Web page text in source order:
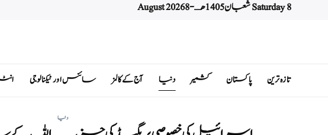
Saturday 8 شعبان 1405 هـ - 8 August 2026
تازہ ترین پاکستان کشمیر دنیا آج کے کالمز سائنس اور ٹیکنالوجی
دنیا